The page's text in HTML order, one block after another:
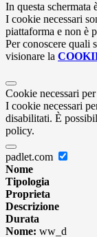
In questa schermata
I cookie necessari
piattaforma e non è
Per conoscere quali
visionare la
Cookie necessari
I cookie necessari
disabilitati. È
policy.
padlet.com
Nome
Tipologia
Proprieta
Descrizione
Durata
Nome: ww_d